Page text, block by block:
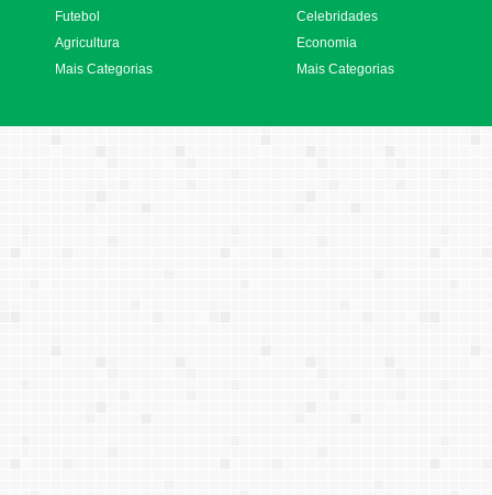
Futebol
Agricultura
Mais Categorias
Celebridades
Economia
Mais Categorias